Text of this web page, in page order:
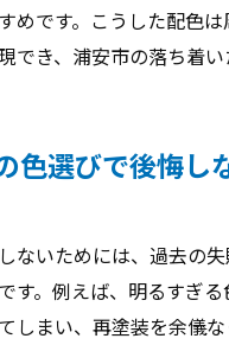
めです。こうした配色
でき、浦安市の落ち着
色選びで後悔し
ないためには、過去の
す。例えば、明るすぎ
しまい、再塗装を余儀